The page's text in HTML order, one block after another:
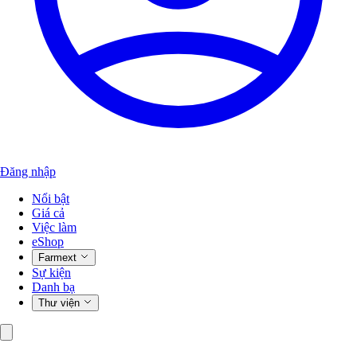
Đăng nhập
Nổi bật
Giá cả
Việc làm
eShop
Farmext
Sự kiện
Danh bạ
Thư viện